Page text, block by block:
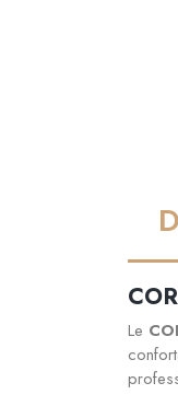
Le